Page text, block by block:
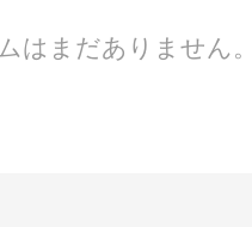
はまだありません。